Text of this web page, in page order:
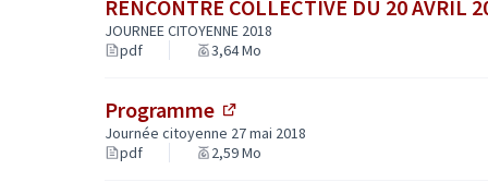
RENCONTRE COLLECTIVE DU 20 AVRIL
JOURNEE CITOYENNE 2018
pdf
3,64 Mo
Programme
(Lien externe)
Journée citoyenne 27 mai 2018
pdf
2,59 Mo